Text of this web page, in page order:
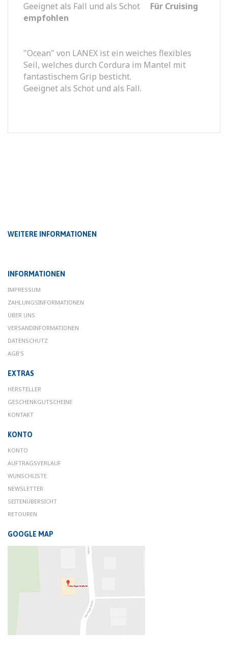
Geeignet als Fall und als Schot
Für Cruising
empfohlen
"Ocean" von LANEX ist ein weiches flexibles
Seil, welches durch Cordura im Mantel mit
fantastischem Grip besticht.
Geeignet als Schot und als Fall.
WEITERE INFORMATIONEN
INFORMATIONEN
IMPRESSUM
ZAHLUNGSINFORMATIONEN
ÜBER UNS
VERSANDINFORMATIONEN
DATENSCHUTZ
AGB'S
EXTRAS
HERSTELLER
GESCHENKGUTSCHEINE
KONTAKT
KONTO
KONTO
AUFTRAGSVERLAUF
WUNSCHLISTE
NEWSLETTER
SEITENÜBERSICHT
RETOUREN
GOOGLE MAP